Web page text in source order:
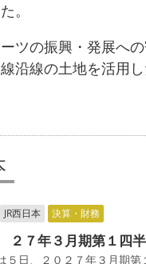
。
ツの振興・発展へ
沿線の土地を活用し
JR西日本 決算・財務
２７年３月期第１四
５日、２０２７年３月期